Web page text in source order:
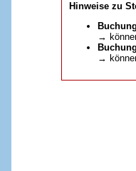
Hinweise zu
→
→